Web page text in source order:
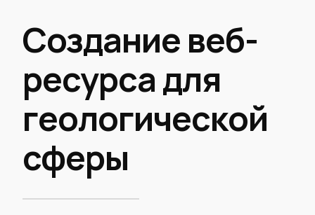
Создание веб-
ресурса для
геологической
сферы